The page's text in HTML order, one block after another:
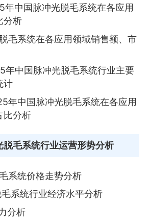
年中国脉冲光脱毛系统在各应用
分析
毛系统在各应用领域销售额、市
年中国脉冲光脱毛系统行业主要
计
年中国脉冲光脱毛系统在各应用
比分析
脱毛系统行业运营形势分析
系统价格走势分析
系统行业经济水平分析
分析